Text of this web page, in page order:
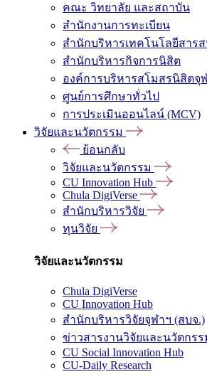
คณะ วิทยาลัย และสถาบัน
สำนักงานการทะเบียน
สำนักบริหารเทคโนโลยีสาร
สำนักบริหารกิจการนิสิต
องค์การบริหารสโมสรนิสิตจุ
ศูนย์การศึกษาทั่วไป
การประเมินออนไลน์ (MCV)
วิจัยและนวัตกรรม
ย้อนกลับ
วิจัยและนวัตกรรม
CU Innovation Hub
Chula DigiVerse
สำนักบริหารวิจัย
ทุนวิจัย
วิจัยและนวัตกรรม
Chula DigiVerse
CU Innovation Hub
สำนักบริหารวิจัยจุฬาฯ (สบจ.)
ข่าวสารงานวิจัยและนวัตกรร
CU Social Innovation Hub
CU-Daily Research